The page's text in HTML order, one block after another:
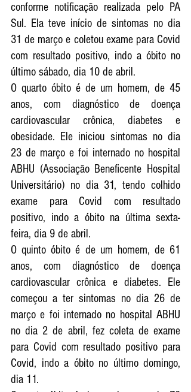
conforme notificação realizada pelo PA
Sul. Ela teve início de sintomas no dia
31 de março e coletou exame para Covid
com resultado positivo, indo a óbito no
último sábado, dia 10 de abril.
O quarto óbito é de um homem, de 45
anos, com diagnóstico de doença
cardiovascular crônica, diabetes e
obesidade. Ele iniciou sintomas no dia
23 de março e foi internado no hospital
ABHU (Associação Beneficente Hospital
Universitário) no dia 31, tendo colhido
exame para Covid com resultado
positivo, indo a óbito na última sexta-
feira, dia 9 de abril.
O quinto óbito é de um homem, de 61
anos, com diagnóstico de doença
cardiovascular crônica e diabetes. Ele
começou a ter sintomas no dia 26 de
março e foi internado no hospital ABHU
no dia 2 de abril, fez coleta de exame
para Covid com resultado positivo para
Covid, indo a óbito no último domingo,
dia 11.